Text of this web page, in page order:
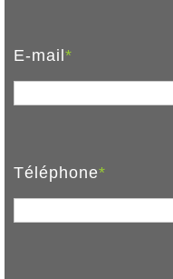
E-mail *
Téléphone*